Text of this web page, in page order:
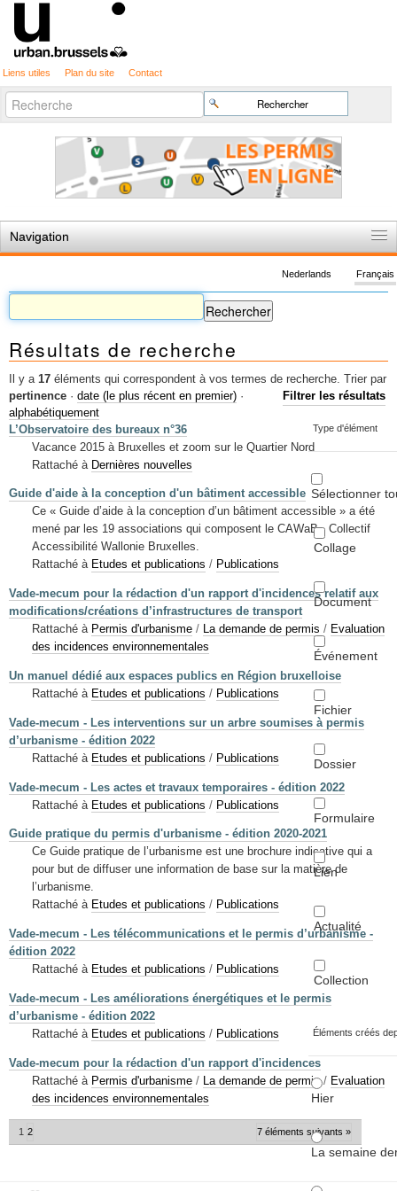
Liens utiles Plan du site Contact
Chercher par
Recherche
avancée…
Navigation
Règles du jeu
Permis d'urbanisme
Cartographie
Etudes et publications
Mots-clés
Renseignements urbanistiques
Français
Nederlands
Résultats de recherche
Il y a 17 éléments qui correspondent à vos termes de recherche.
Filtrer les résultats
Type d'élément
Sélectionner
Collage
Document
Événement
Fichier
Dossier
Formulaire
Lien
Actualité
Collection
Éléments créés
Hier
La semaine
Trier par
pertinence · date (le plus récent en premier) ·
alphabétiquement
L’Observatoire des bureaux n°36
Vacance 2015 à Bruxelles et zoom sur le Quartier Nord
Rattaché à Dernières nouvelles
Guide d'aide à la conception d'un bâtiment accessible
Ce « Guide d’aide à la conception d’un bâtiment accessible » a été
mené par les 19 associations qui composent le CAWaB - Collectif
Accessibilité Wallonie Bruxelles.
Rattaché à Etudes et publications / Publications
Vade-mecum pour la rédaction d'un rapport d'incidences relatif aux
modifications/créations d’infrastructures de transport
Rattaché à Permis d'urbanisme / La demande de permis / Evaluation
des incidences environnementales
Un manuel dédié aux espaces publics en Région bruxelloise
Rattaché à Etudes et publications / Publications
Vade-mecum - Les interventions sur un arbre soumises à permis
d’urbanisme - édition 2022
Rattaché à Etudes et publications / Publications
Vade-mecum - Les actes et travaux temporaires - édition 2022
Rattaché à Etudes et publications / Publications
Guide pratique du permis d'urbanisme - édition 2020-2021
Ce Guide pratique de l’urbanisme est une brochure indicative qui a
pour but de diffuser une information de base sur la matière de
l’urbanisme.
Rattaché à Etudes et publications / Publications
Vade-mecum - Les télécommunications et le permis d’urbanisme -
édition 2022
Rattaché à Etudes et publications / Publications
Vade-mecum - Les améliorations énergétiques et le permis
d’urbanisme - édition 2022
Rattaché à Etudes et publications / Publications
Vade-mecum pour la rédaction d'un rapport d'incidences
Rattaché à Permis d'urbanisme / La demande de permis / Evaluation
des incidences environnementales
7 éléments suivants »
1 2